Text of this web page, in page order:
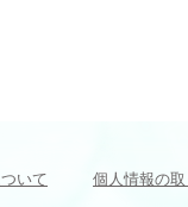
いて 個人情報の